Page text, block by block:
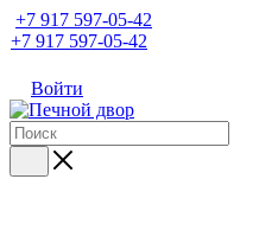
+7 917 597-05-42
+7 917 597-05-42
Войти